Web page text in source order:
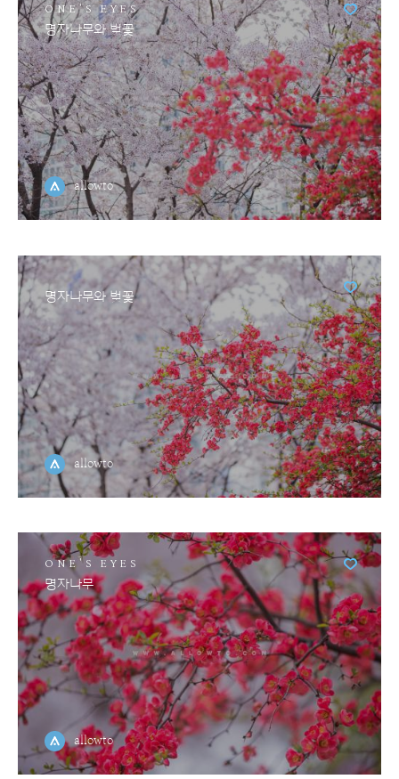
ONE'S EYES
명자나무와 벚꽃
allowto
명자나무와 벚꽃
allowto
ONE'S EYES
명자나무
allowto